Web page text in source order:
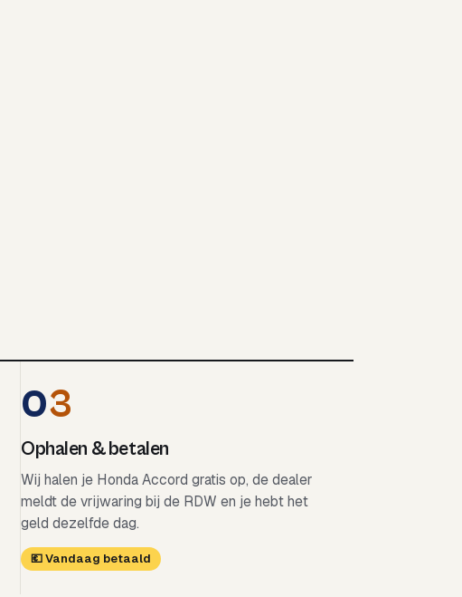
03
Ophalen & betalen
Wij halen je Honda Accord gratis op, de dealer
meldt de vrijwaring bij de RDW en je hebt het
geld dezelfde dag.
💶 Vandaag betaald